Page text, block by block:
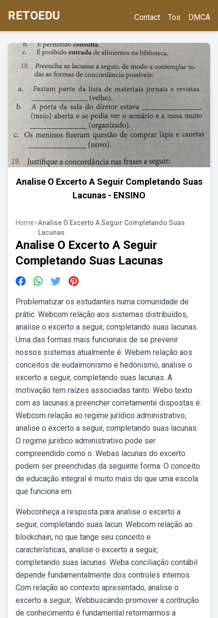
RETOEDU Contact Tos DMCA
Analise O Excerto A Seguir Completando Suas
Lacunas - ENSINO
Home>Analise O Excerto A Seguir Completando Suas
Lacunas
Analise O Excerto A Seguir
Completando Suas Lacunas
Problematizar os estudantes numa comunidade de
prátic. Webcom relação aos sistemas distribuídos,
analise o excerto a seguir, completando suas lacunas.
Uma das formas mais funcionais de se prevenir
nossos sistemas atualmente é. Webem relação aos
conceitos de eudaimonismo e hedonismo, analise o
excerto a seguir, completando suas lacunas. A
motivação tem raízes associadas tanto. Webo texto
com as lacunas a preencher corretamente dispostas é:
Webcom relação ao regime jurídico administrativo,
analise o excerto a seguir, completando suas lacunas.
O regime jurídico administrativo pode ser
compreendido como o. Webas lacunas do excerto
podem ser preenchidas da seguinte forma: O conceito
de educação integral é muito mais do que uma escola
que funciona em.
Webconheça a resposta para analise o excerto a
seguir, completando suas lacun. Webcom relação ao
blockchain, no que tange seu conceito e
características, analise o excerto a seguir,
completando suas lacunas. Weba conciliação contábil
depende fundamentalmente dos controles internos.
Com relação ao contexto apresentado, analise o
excerto a seguir,. Webbuscando promover a contrução
de conhecimento é fundamental retormarmos a